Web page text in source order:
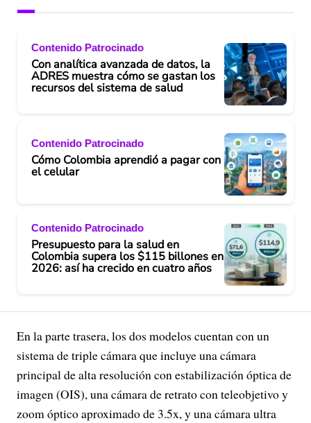
Contenido Patrocinado
Con analítica avanzada de datos, la
ADRES muestra cómo se gastan los
recursos del sistema de salud
Contenido Patrocinado
Cómo Colombia aprendió a pagar con
el celular
Contenido Patrocinado
Presupuesto para la salud en
Colombia supera los $115 billones en
2026: así ha crecido en cuatro años
En la parte trasera, los dos modelos cuentan con un
sistema de triple cámara que incluye una cámara
principal de alta resolución con estabilización óptica de
imagen (OIS), una cámara de retrato con teleobjetivo y
zoom óptico aproximado de 3.5x, y una cámara ultra